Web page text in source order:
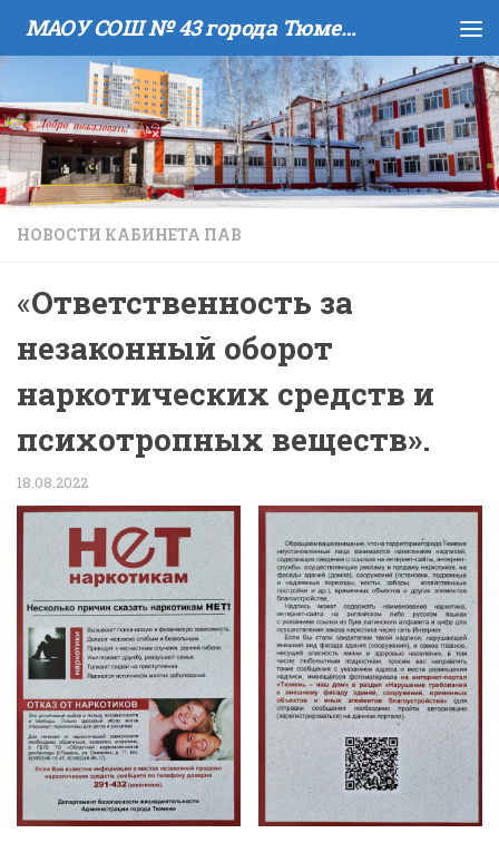
Skip to content МАОУ COШ № 43 города Тюмени имени В.И. Муравленко
НОВОСТИ КАБИНЕТА ПАВ
«Ответственность за
незаконный оборот
наркотических средств и
психотропных веществ».
18.08.2022